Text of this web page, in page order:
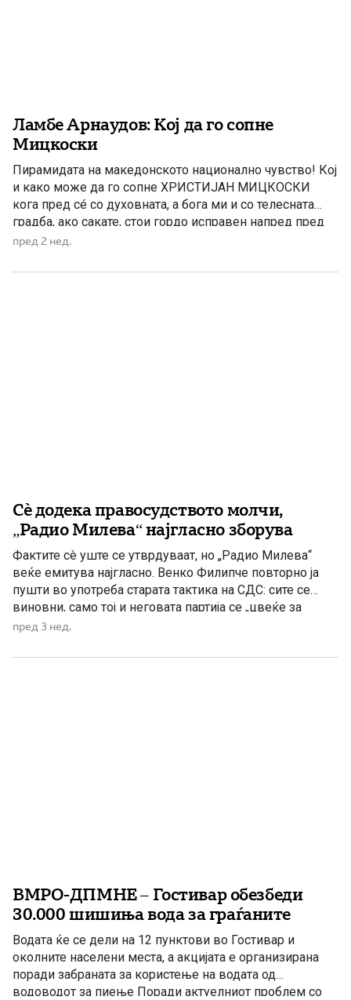
Ламбе Арнаудов: Кој да го сопне
Мицкоски
Пирамидата на македонското национално чувство! Кој
и како може да го сопне ХРИСТИЈАН МИЦКОСКИ
кога пред сé со духовната, а бога ми и со телесната
градба, ако сакате, стои гордо исправен напред пред
својот народ. Го крчи и трасира патот за кој што
за сега конечно благодарение на лидерот […]
пред 2 нед.
Сè додека правосудството молчи,
„Радио Милева“ најгласно зборува
Фактите сè уште се утврдуваат, но „Радио Милева“
веќе емитува најгласно. Венко Филипче повторно ја
пушти во употреба старата тактика на СДС: сите се
виновни, само тој и неговата партија се „цвеќе за
мирисање“. Уште пред надлежните институции да ги
загадувањето на водата во Гостивар, Филипче и СДС
пред 3 нед.
ВМРО-ДПМНЕ – Гостивар обезбеди
30.000 шишиња вода за граѓаните
Водата ќе се дели на 12 пунктови во Гостивар и
околните населени места, а акцијата е организирана
поради забраната за користење на водата од
водоводот за пиење Поради актуелниот проблем со